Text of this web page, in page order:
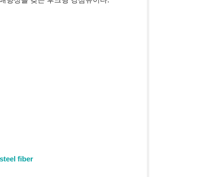
fiber